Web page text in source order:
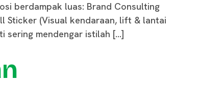
berdampak luas: Brand Consulting
Sticker (Visual kendaraan, lift & lantai
sering mendengar istilah […]